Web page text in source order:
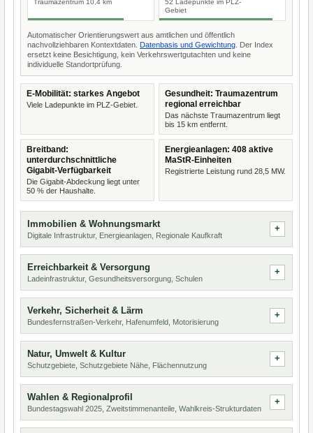
Traumazentrum 10,4 km
52 Ladepunkte im PLZ-
Gebiet
Automatischer Orientierungswert aus amtlichen und öffentlich
nachvollziehbaren Kontextdaten. Datenbasis und Gewichtung . Der Index
ersetzt keine Besichtigung, kein Verkehrswertgutachten und keine
individuelle Standortprüfung.
E-Mobilität: starkes Angebot
Viele Ladepunkte im PLZ-Gebiet.
Gesundheit: Traumazentrum
regional erreichbar
Das nächste Traumazentrum liegt
bis 15 km entfernt.
Breitband:
unterdurchschnittliche
Gigabit-Verfügbarkeit
Die Gigabit-Abdeckung liegt unter
50 % der Haushalte.
Energieanlagen: 408 aktive
MaStR-Einheiten
Registrierte Leistung rund 28,5 MW.
Immobilien & Wohnungsmarkt
Digitale Infrastruktur, Energieanlagen, Regionale Kaufkraft
Erreichbarkeit & Versorgung
Ladeinfrastruktur, Gesundheitsversorgung, Schulen
Verkehr, Sicherheit & Lärm
Bundesfernstraßen-Verkehr, Hafenumfeld, Motorisierung
Natur, Umwelt & Kultur
Schutzgebiete, Schutzgebiete Nähe, Flächennutzung
Wahlen & Regionalprofil
Bundestagswahl 2025, Zweitstimmenanteile, Wahlkreis-Strukturdaten